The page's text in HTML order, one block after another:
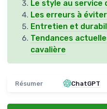
Le style au service
Les erreurs à
Entretien et
Tendances
cavalière
Résumer ChatGPT